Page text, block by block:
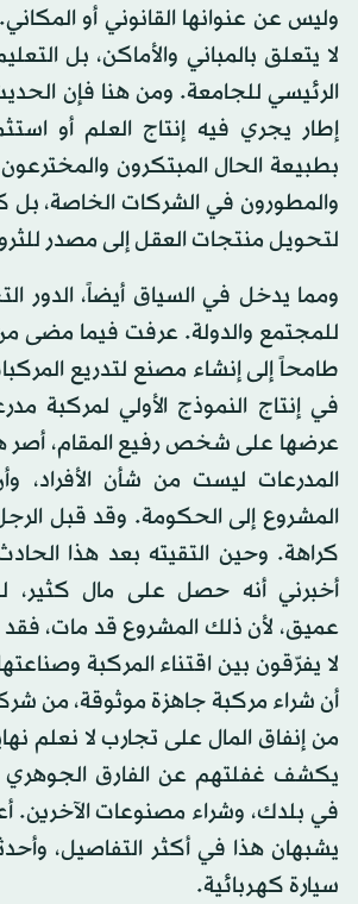
وليس عن عنوانها القانوني أو
لا يتعلق بالمباني والأماكن، بل
الرئيسي للجامعة. ومن هنا فإن
إطار يجري فيه إنتاج العلم أو
بطبيعة الحال المبتكرون والمخترعون
والمطورون في الشركات
لتحويل منتجات العقل إلى مصدر
ومما يدخل في السياق أيضاً، الدور
للمجتمع والدولة. عرفت فيما مضى
طامحاً إلى إنشاء مصنع لتدريع
في إنتاج النموذج الأولي لمركبة
عرضها على شخص رفيع المقام، أصر
المدرعات ليست من شأن الأفراد،
المشروع إلى الحكومة. وقد قبل
كراهة. وحين التقيته بعد هذا
أخبرني أنه حصل على مال كثير،
عميق، لأن ذلك المشروع قد مات،
لا يفرّقون بين اقتناء المركبة
أن شراء مركبة جاهزة موثوقة، من
من إنفاق المال على تجارب لا نعلم
يكشف غفلتهم عن الفارق
في بلدك، وشراء مصنوعات الآخرين.
يشبهان هذا في أكثر التفاصيل،
سيارة كهربائية.